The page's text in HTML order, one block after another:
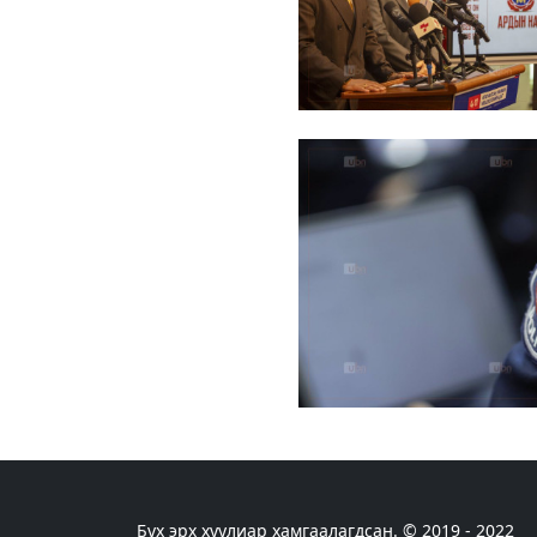
Бүх эрх хуулиар хамгаалагдсан. © 2019 - 2022